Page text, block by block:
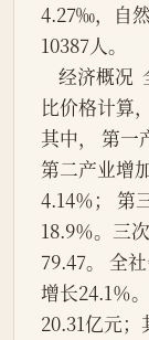
4.27‰，自
10387人。
比价格计算
其中， 第一
第二产业增
4.14％； 第
18.9％。三
79.47。 全
增长24.1％
20.31亿元